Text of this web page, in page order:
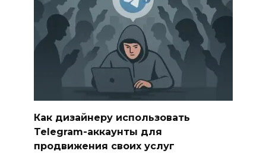
Как дизайнеру использовать
Telegram-аккаунты для
продвижения своих услуг